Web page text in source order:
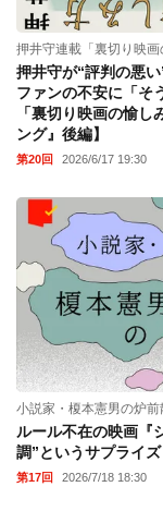
押井守連載「裏切り映画
押井守が“評判の悪
ファンの不安に「そ
「裏切り映画の愉
ング』後編】
第20回 2026/6/17 19:30
小説家・榎本憲男の炉前
ルール不在の映画『
調”というサプライ
第17回 2026/7/18 18:30